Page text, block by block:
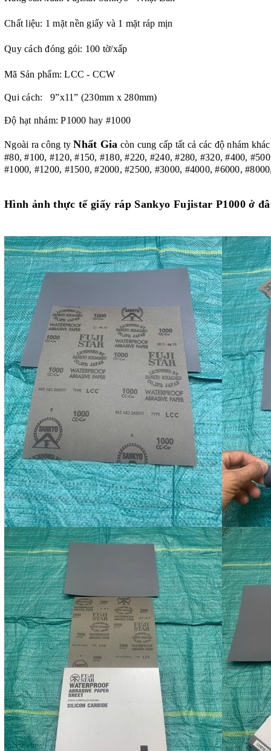
Chất liệu: 1 mặt nền giấy và 1 mặt ráp mịn
Quy cách đóng gói: 100 tờ/xấp
Mã Sản phẩm: LCC - CCW
Qui cách: 9”x11” (230mm x 280mm)
Độ hạt nhám: P1000 hay #1000
Ngoài ra công tyNhất Gia còn cung cấp tất cả các độ nhám
#80, #100, #120, #150, #180, #220, #240, #280, #320, #400,
#1000, #1200, #1500, #2000, #2500, #3000, #4000, #6000,
Hình ảnh thực tế giấy ráp Sankyo Fujistar P1000 ở